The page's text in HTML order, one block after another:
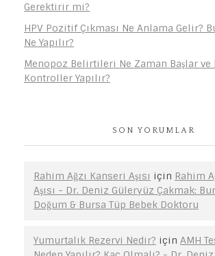
Gerektirir mi?
HPV Pozitif Çıkması Ne Anlama Gelir?
Ne Yapılır?
Menopoz Belirtileri Ne Zaman Başlar ve
Kontroller Yapılır?
SON YORUMLAR
Rahim Ağzı Kanseri Aşısı için Rahim
Aşısı - Dr. Deniz Güleryüz Çakmak:
Doğum & Bursa Tüp Bebek Doktoru
Yumurtalık Rezervi Nedir? için AMH